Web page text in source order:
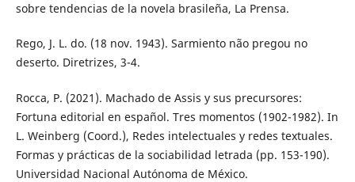
sobre tendencias de la novela brasileña, La Prensa.
Rego, J. L. do. (18 nov. 1943). Sarmiento não pregou no
deserto. Diretrizes, 3-4.
Rocca, P. (2021). Machado de Assis y sus precursores:
Fortuna editorial en español. Tres momentos (1902-1982). In
L. Weinberg (Coord.), Redes intelectuales y redes textuales.
Formas y prácticas de la sociabilidad letrada (pp. 153-190).
Universidad Nacional Autónoma de México.